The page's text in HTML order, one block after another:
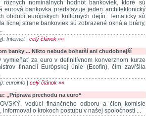
nominálnych hodnôt bankoviek, ktoré sú
bankovka predstavuje jeden architektonický
období európskych kultúrnych dejín. Tematicky sú
lícnej strane bankoviek sú zobrazené okná a brány,
Internet | celý článok »»
banky ... Nikto nebude bohatší ani chudobnejší
za euro v definitívnom konverznom kurze
financií Európskej únie (Ecofin), čím zavŕšila
euroinfo | celý článok »»
„Príprava prechodu na euro“
vedúci finančného odboru a člen komisie
o krokoch postupu v našej spoločnosti ...